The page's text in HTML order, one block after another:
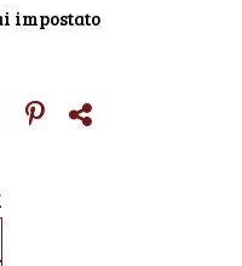
impostato